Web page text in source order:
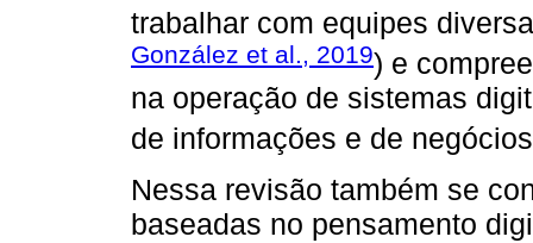
trabalhar com equipes
González et al., 2019) e
na operação de sistemas
de informações e de
Nessa revisão também se
baseadas no pensamento